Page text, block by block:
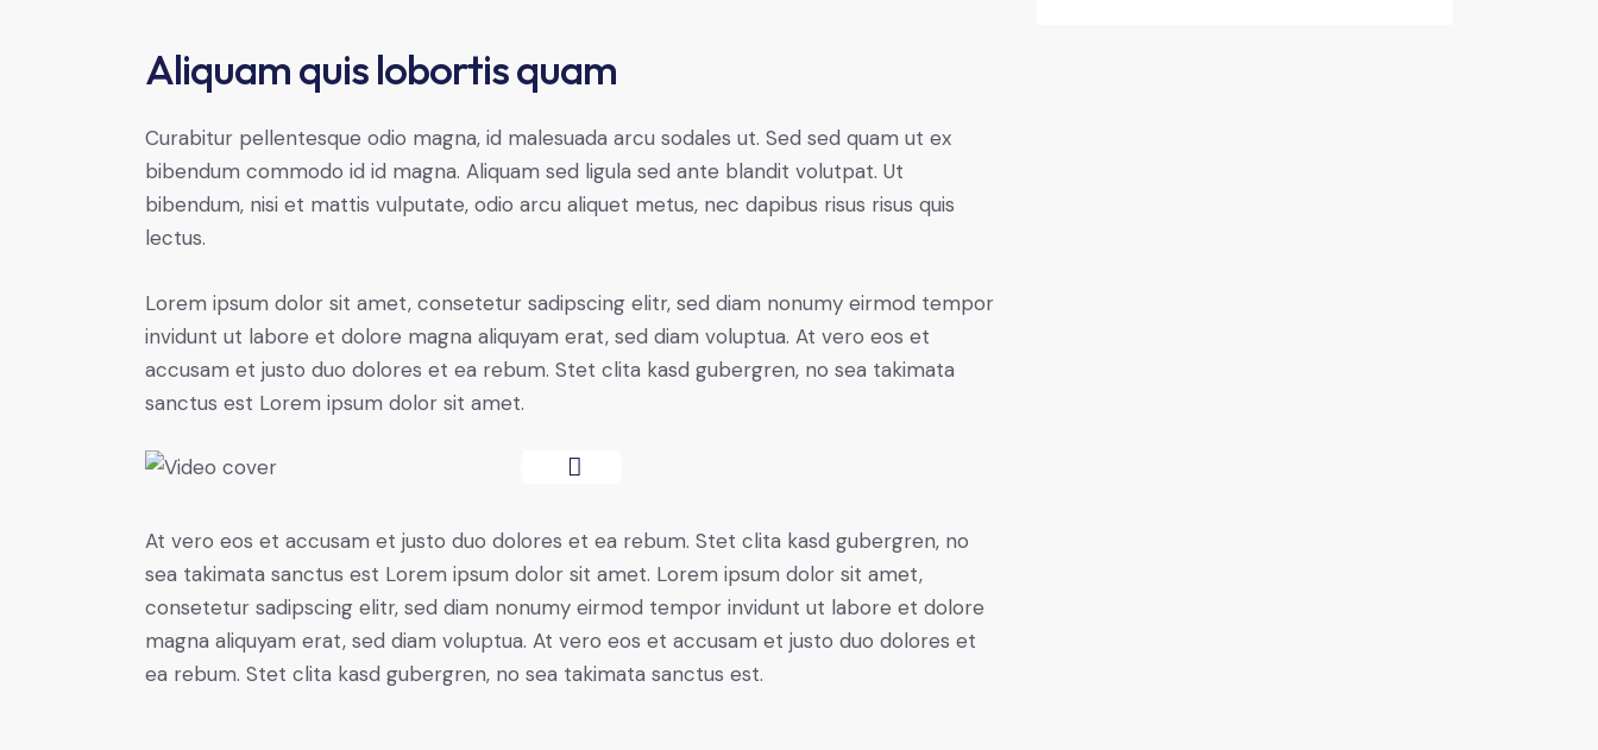
Aliquam quis lobortis quam
Curabitur pellentesque odio magna, id malesuada arcu sodales ut. Sed sed quam ut ex
bibendum commodo id id magna. Aliquam sed ligula sed ante blandit volutpat. Ut
bibendum, nisi et mattis vulputate, odio arcu aliquet metus, nec dapibus risus risus quis
lectus.
Lorem ipsum dolor sit amet, consetetur sadipscing elitr, sed diam nonumy eirmod tempor
invidunt ut labore et dolore magna aliquyam erat, sed diam voluptua. At vero eos et
accusam et justo duo dolores et ea rebum. Stet clita kasd gubergren, no sea takimata
sanctus est Lorem ipsum dolor sit amet.
At vero eos et accusam et justo duo dolores et ea rebum. Stet clita kasd gubergren, no
sea takimata sanctus est Lorem ipsum dolor sit amet. Lorem ipsum dolor sit amet,
consetetur sadipscing elitr, sed diam nonumy eirmod tempor invidunt ut labore et dolore
magna aliquyam erat, sed diam voluptua. At vero eos et accusam et justo duo dolores et
ea rebum. Stet clita kasd gubergren, no sea takimata sanctus est.